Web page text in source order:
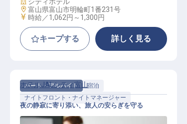
勤務地
富山県富山市明輪町1番231号
給与
時給／1,062円～ 1,300円
キープする 詳しく見る
パート・アルバイト
宿泊
ナイトフロント・ナイトマネージャー
ホテルJALシティ富山
夜の静寂に寄り添い、旅人の安らぎを守る